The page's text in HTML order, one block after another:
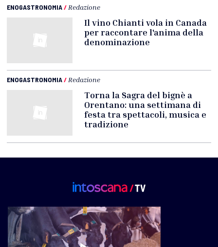
ENOGASTRONOMIA/ Redazione
Il vino Chianti vola in Canada
per raccontare l'anima della
denominazione
ENOGASTRONOMIA/ Redazione
Torna la Sagra del bignè a
Orentano: una settimana di
festa tra spettacoli, musica e
tradizione